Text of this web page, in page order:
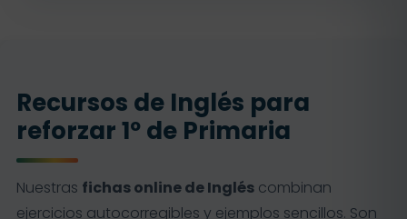
Recursos de Inglés para
reforzar 1º de Primaria
Nuestras fichas online de Inglés combinan
ejercicios autocorregibles y ejemplos sencillos. Son